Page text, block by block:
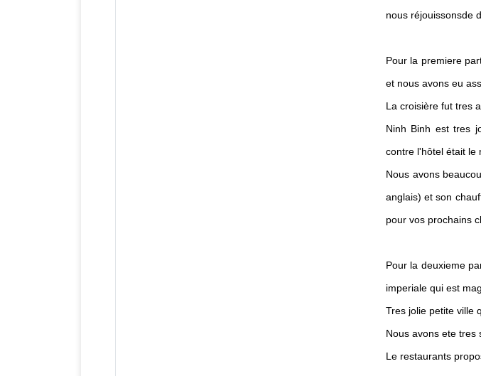
nous réjouissonsde
Pour la premiere
et nous avons eu
La croisière fut tres
Ninh Binh est tres
contre l'hôtel était le
Nous avons
anglais) et son
pour vos prochains
Pour la deuxieme
imperiale qui est
Tres jolie petite ville
Nous avons ete tres
Le restaurants